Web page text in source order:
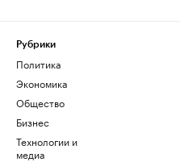
Рубрики
Политика
Экономика
Общество
Бизнес
Технологии и
медиа